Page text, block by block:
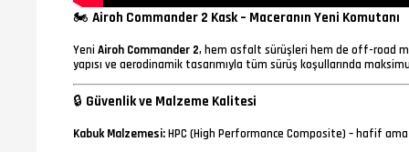
🏍 Airoh Commander 2 Kask – Maceranın Yeni Komutanı
Yeni Airoh Commander 2, hem asfalt sürüşleri hem de off-road
yapısı ve aerodinamik tasarımıyla tüm sürüş koşullarında
🔒 Güvenlik ve Malzeme Kalitesi
Kabuk Malzemesi:HPC (High Performance Composite) – hafif ama